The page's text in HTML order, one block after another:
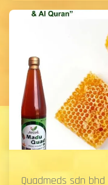
Quadmeds sdn bhd